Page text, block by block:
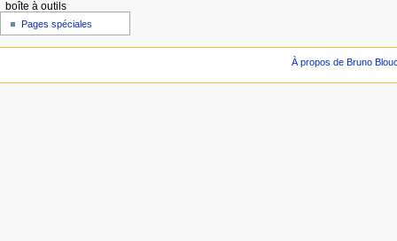
boîte à outils
Pages spéciales
À propos de Bruno